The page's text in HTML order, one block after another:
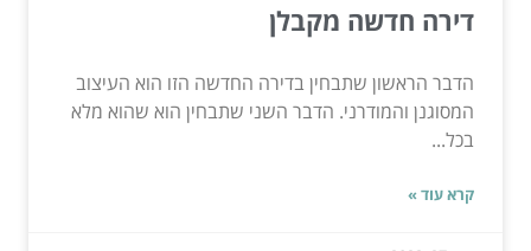
דירה חדשה מקבלן
הדבר הראשון שתבחין בדירה החדשה הזו הוא העיצוב
המסוגנן והמודרני. הדבר השני שתבחין הוא שהוא מלא
בכל...
קרא עוד »